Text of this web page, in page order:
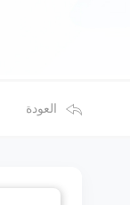
العودة